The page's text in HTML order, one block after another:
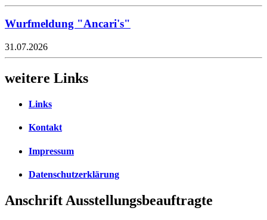
Wurfmeldung "Ancari's"
31.07.2026
weitere Links
Links
Kontakt
Impressum
Datenschutzerklärung
Anschrift Ausstellungsbeauftragte